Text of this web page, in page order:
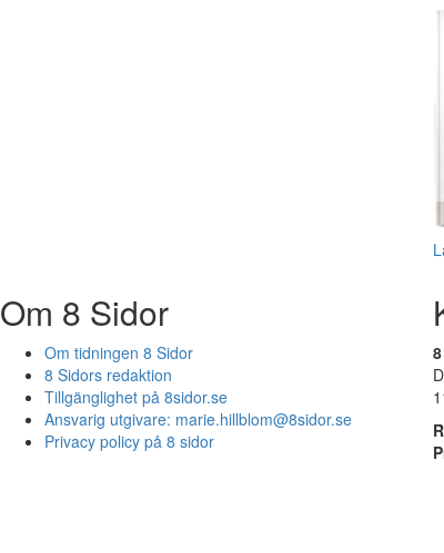
Om 8 Sidor
Om tidningen 8 Sidor
8 Sidors redaktion
Tillgänglighet på 8sidor.se
Ansvarig utgivare: marie.hillblom@8sidor.se
Privacy policy på 8 sidor